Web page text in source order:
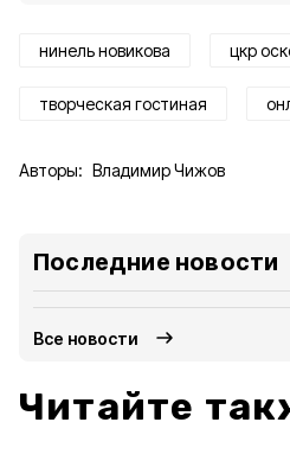
нинель новикова цкр
творческая гостиная
Авторы: Владимир Чижов
Последние новости
Все новости
Читайте